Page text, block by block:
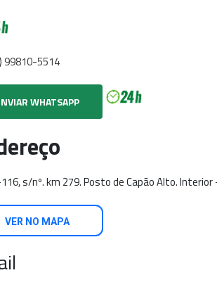
99810-5514
WHATSAPP
s/nº. km 279. Posto de Capão Alto. Interior
VER NO MAPA